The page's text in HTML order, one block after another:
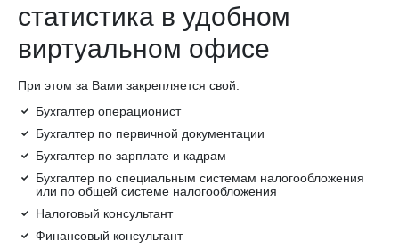
статистика в удобном
виртуальном офисе
При этом за Вами закрепляется свой:
Бухгалтер операционист
Бухгалтер по первичной документации
Бухгалтер по зарплате и кадрам
Бухгалтер по специальным системам налогообложения
или по общей системе налогообложения
Налоговый консультант
Финансовый консультант